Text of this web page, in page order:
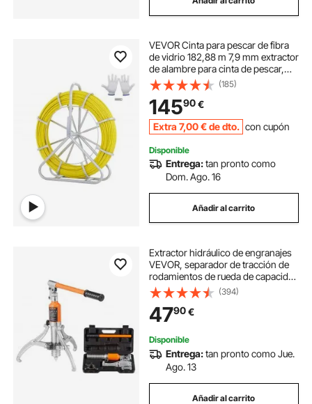
VEVOR Cinta para pescar de fibra
de vidrio 182,88 m 7,9 mm extractor
de alambre para cinta de pescar,
varilla para correr cables con
soporte de carrete de acero, 3
cabezales de tracción
(185)
14590€
Extra 7,00 €de dto. con cupón
Disponible
Entrega:tan pronto como
Dom. Ago. 16
Añadir al carrito
Extractor hidráulico de engranajes
VEVOR, separador de tracción de
rodamientos de rueda de capacidad
máxima de 5 toneladas, extractor
de 2 o 3 mandíbulas, vertical y
horizontal, extractor hidráulico de
mandíbula de 8 pulgadas con
estuche para tirar de bujes
(394)
4790€
Disponible
Entrega:tan pronto como Jue.
Ago. 13
Añadir al carrito